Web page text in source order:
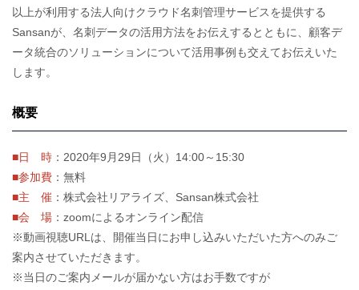
以上が利用する法人向けクラウド名刺管理サービスを提供する
Sansanが、名刺データの活用方法をお伝えするとともに、顧客デ
ータ統合のソリューションについて活用事例も交えてお伝えいた
します。
概要
■日 時 ：2020年9月29日（火）14:00～15:30
■参加費 ：無料
■主 催 ：株式会社リアライズ、Sansan株式会社
■会 場 ：zoomによるオンライン配信
※動画視聴URLは、開催当日にお申し込みいただいた方へのみご
案内させていただきます。
※当日のご案内メールが届かない方はお手数ですが